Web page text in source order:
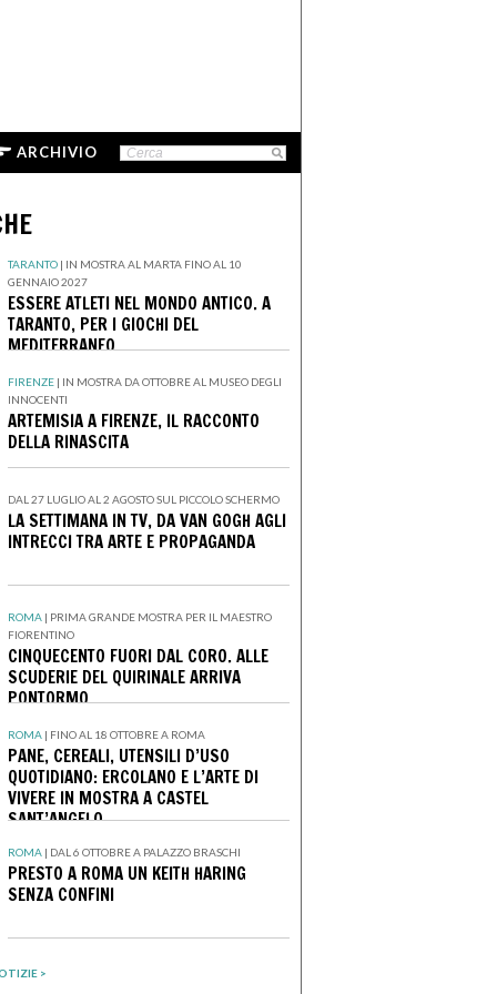
ARCHIVIO
TARANTO | IN MOSTRA AL MARTA FINO AL 10
GENNAIO 2027
ESSERE ATLETI NEL MONDO ANTICO. A
TARANTO, PER I GIOCHI DEL
MEDITERRANEO
FIRENZE | IN MOSTRA DA OTTOBRE AL MUSEO DEGLI
INNOCENTI
ARTEMISIA A FIRENZE, IL RACCONTO
DELLA RINASCITA
DAL 27 LUGLIO AL 2 AGOSTO SUL PICCOLO SCHERMO
LA SETTIMANA IN TV, DA VAN GOGH AGLI
INTRECCI TRA ARTE E PROPAGANDA
ROMA | PRIMA GRANDE MOSTRA PER IL MAESTRO
FIORENTINO
CINQUECENTO FUORI DAL CORO. ALLE
SCUDERIE DEL QUIRINALE ARRIVA
PONTORMO
ROMA | FINO AL 18 OTTOBRE A ROMA
PANE, CEREALI, UTENSILI D’USO
QUOTIDIANO: ERCOLANO E L’ARTE DI
VIVERE IN MOSTRA A CASTEL
SANT’ANGELO
ROMA | DAL 6 OTTOBRE A PALAZZO BRASCHI
PRESTO A ROMA UN KEITH HARING
SENZA CONFINI
>